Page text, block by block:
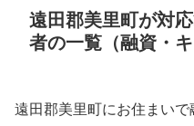
遠田郡美里町が対
者の一覧（融資・キ
遠田郡美里町にお住まい